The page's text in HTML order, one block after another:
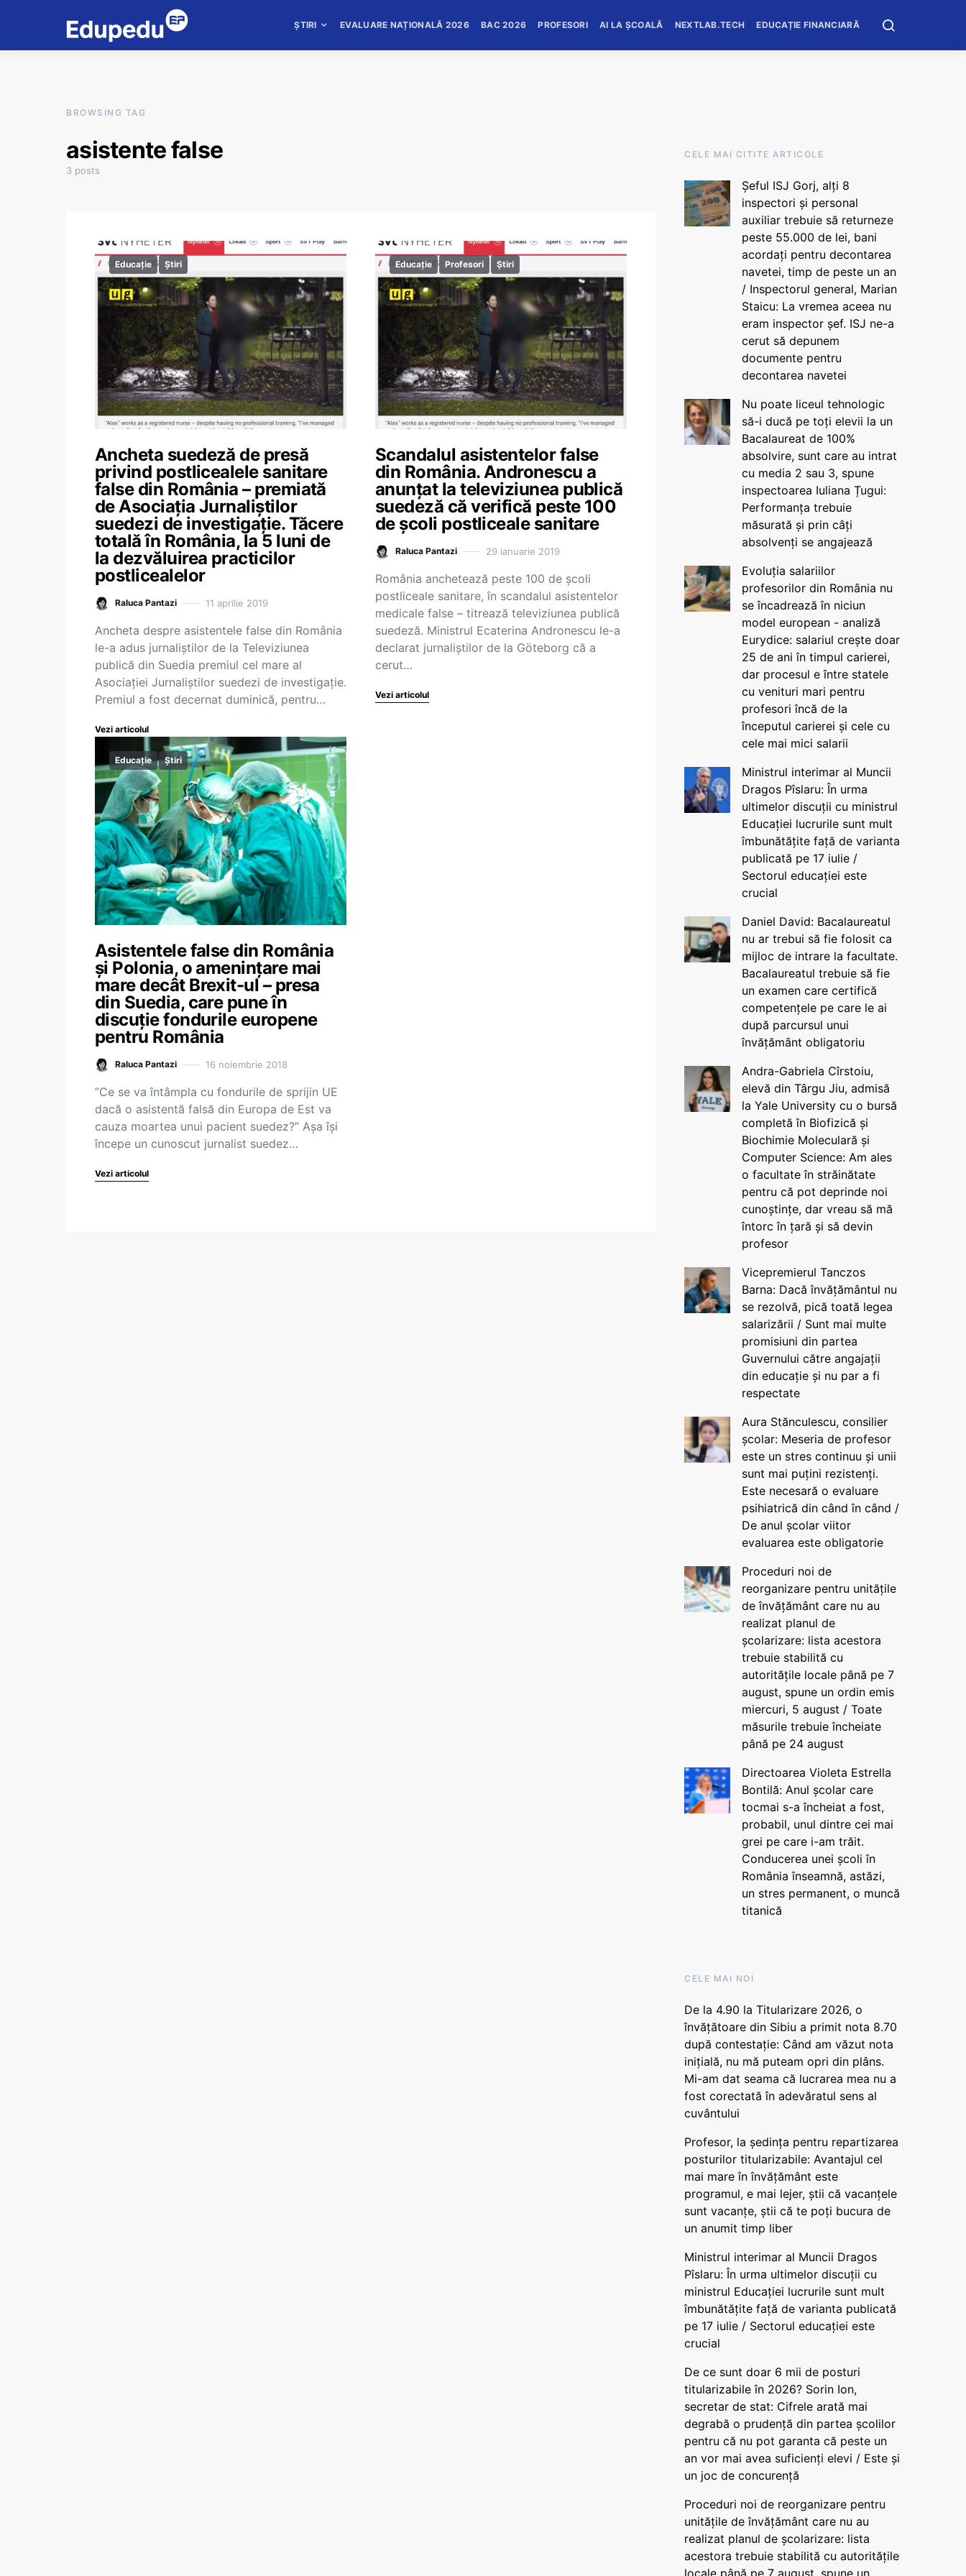
ȘTIRI EVALUARE NAȚIONALĂ 2026 BAC 2026 PROFESORI AI LA ȘCOALĂ NEXTLAB.TECH EDUCAȚIE FINANCIARĂ
BROWSING TAG
asistente false
3 posts
Educație Știri
Ancheta suedeză de presă
privind postlicealele sanitare
false din România – premiată
de Asociația Jurnaliștilor
suedezi de investigație. Tăcere
totală în România, la 5 luni de
la dezvăluirea practicilor
postlicealelor
Raluca Pantazi 11 aprilie 2019
Ancheta despre asistentele false din România
le-a adus jurnaliștilor de la Televiziunea
publică din Suedia premiul cel mare al
Asociației Jurnaliștilor suedezi de investigație.
Premiul a fost decernat duminică, pentru…
Vezi articolul
Educație Profesori Știri
Scandalul asistentelor false
din România. Andronescu a
anunțat la televiziunea publică
suedeză că verifică peste 100
de școli postliceale sanitare
Raluca Pantazi 29 ianuarie 2019
România anchetează peste 100 de școli
postliceale sanitare, în scandalul asistentelor
medicale false – titrează televiziunea publică
suedeză. Ministrul Ecaterina Andronescu le-a
declarat jurnaliștilor de la Göteborg că a
cerut…
Vezi articolul
Educație Știri
Asistentele false din România
și Polonia, o amenințare mai
mare decât Brexit-ul – presa
din Suedia, care pune în
discuție fondurile europene
pentru România
Raluca Pantazi 16 noiembrie 2018
”Ce se va întâmpla cu fondurile de sprijin UE
dacă o asistentă falsă din Europa de Est va
cauza moartea unui pacient suedez?” Așa își
începe un cunoscut jurnalist suedez…
Vezi articolul
CELE MAI CITITE ARTICOLE
Șeful ISJ Gorj, alți 8
inspectori și personal
auxiliar trebuie să returneze
peste 55.000 de lei, bani
acordați pentru decontarea
navetei, timp de peste un an
/ Inspectorul general, Marian
Staicu: La vremea aceea nu
eram inspector șef. ISJ ne-a
cerut să depunem
documente pentru
decontarea navetei
Nu poate liceul tehnologic
să-i ducă pe toți elevii la un
Bacalaureat de 100%
absolvire, sunt care au intrat
cu media 2 sau 3, spune
inspectoarea Iuliana Țugui:
Performanța trebuie
măsurată și prin câți
absolvenți se angajează
Evoluția salariilor
profesorilor din România nu
se încadrează în niciun
model european - analiză
Eurydice: salariul crește doar
25 de ani în timpul carierei,
dar procesul e între statele
cu venituri mari pentru
profesori încă de la
începutul carierei și cele cu
cele mai mici salarii
Ministrul interimar al Muncii
Dragos Pîslaru: În urma
ultimelor discuții cu ministrul
Educației lucrurile sunt mult
îmbunătățite față de varianta
publicată pe 17 iulie /
Sectorul educației este
crucial
Daniel David: Bacalaureatul
nu ar trebui să fie folosit ca
mijloc de intrare la facultate.
Bacalaureatul trebuie să fie
un examen care certifică
competențele pe care le ai
după parcursul unui
învățământ obligatoriu
Andra-Gabriela Cîrstoiu,
elevă din Târgu Jiu, admisă
la Yale University cu o bursă
completă în Biofizică și
Biochimie Moleculară și
Computer Science: Am ales
o facultate în străinătate
pentru că pot deprinde noi
cunoștințe, dar vreau să mă
întorc în țară și să devin
profesor
Vicepremierul Tanczos
Barna: Dacă învățământul nu
se rezolvă, pică toată legea
salarizării / Sunt mai multe
promisiuni din partea
Guvernului către angajații
din educație și nu par a fi
respectate
Aura Stănculescu, consilier
școlar: Meseria de profesor
este un stres continuu și unii
sunt mai puțini rezistenți.
Este necesară o evaluare
psihiatrică din când în când /
De anul școlar viitor
evaluarea este obligatorie
Proceduri noi de
reorganizare pentru unitățile
de învățământ care nu au
realizat planul de
școlarizare: lista acestora
trebuie stabilită cu
autoritățile locale până pe 7
august, spune un ordin emis
miercuri, 5 august / Toate
măsurile trebuie încheiate
până pe 24 august
Directoarea Violeta Estrella
Bontilă: Anul școlar care
tocmai s-a încheiat a fost,
probabil, unul dintre cei mai
grei pe care i-am trăit.
Conducerea unei școli în
România înseamnă, astăzi,
un stres permanent, o muncă
titanică
CELE MAI NOI
De la 4.90 la Titularizare 2026, o
învățătoare din Sibiu a primit nota 8.70
după contestație: Când am văzut nota
inițială, nu mă puteam opri din plâns.
Mi-am dat seama că lucrarea mea nu a
fost corectată în adevăratul sens al
cuvântului
Profesor, la ședința pentru repartizarea
posturilor titularizabile: Avantajul cel
mai mare în învățământ este
programul, e mai lejer, știi că vacanțele
sunt vacanţe, știi că te poți bucura de
un anumit timp liber
Ministrul interimar al Muncii Dragos
Pîslaru: În urma ultimelor discuții cu
ministrul Educației lucrurile sunt mult
îmbunătățite față de varianta publicată
pe 17 iulie / Sectorul educației este
crucial
De ce sunt doar 6 mii de posturi
titularizabile în 2026? Sorin Ion,
secretar de stat: Cifrele arată mai
degrabă o prudență din partea școlilor
pentru că nu pot garanta că peste un
an vor mai avea suficienți elevi / Este și
un joc de concurență
Proceduri noi de reorganizare pentru
unitățile de învățământ care nu au
realizat planul de școlarizare: lista
acestora trebuie stabilită cu autoritățile
locale până pe 7 august, spune un